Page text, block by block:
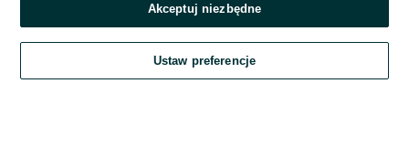
Zadzwoń / SMS
Szukaj Obserwujesz Dodaj Czat Konto
Akceptuj niezbędne
Ustaw preferencje